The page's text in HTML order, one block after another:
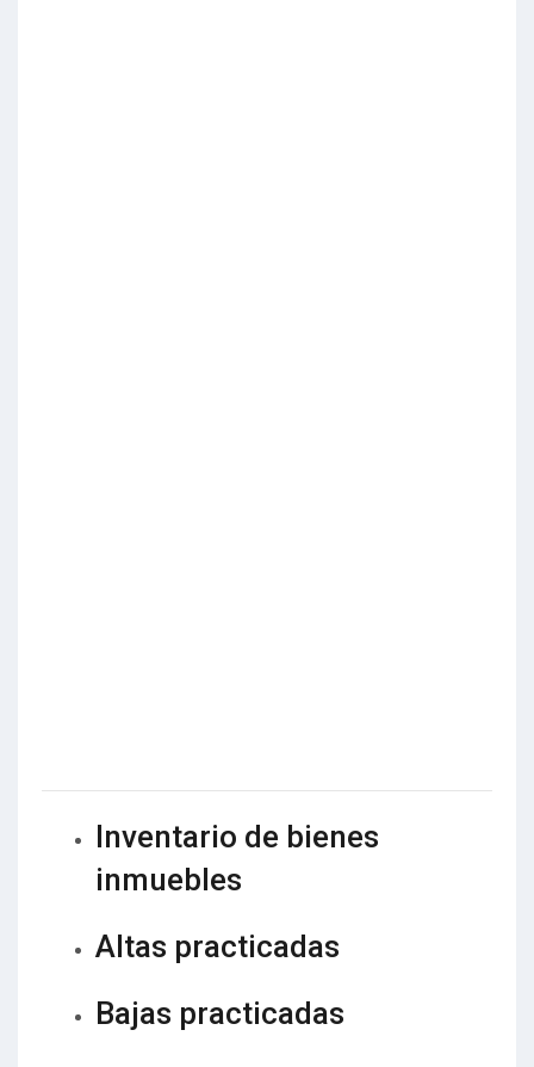
Inventario de bienes
inmuebles
Altas practicadas
Bajas practicadas